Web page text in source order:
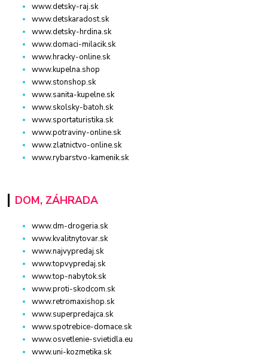
www.detsky-raj.sk
www.detskaradost.sk
www.detsky-hrdina.sk
www.domaci-milacik.sk
www.hracky-online.sk
www.kupelna.shop
www.stonshop.sk
www.sanita-kupelne.sk
www.skolsky-batoh.sk
www.sportaturistika.sk
www.potraviny-online.sk
www.zlatnictvo-online.sk
www.rybarstvo-kamenik.sk
DOM, ZÁHRADA
www.dm-drogeria.sk
www.kvalitnytovar.sk
www.najvypredaj.sk
www.topvypredaj.sk
www.top-nabytok.sk
www.proti-skodcom.sk
www.retromaxishop.sk
www.superpredajca.sk
www.spotrebice-domace.sk
www.osvetlenie-svietidla.eu
www.uni-kozmetika.sk